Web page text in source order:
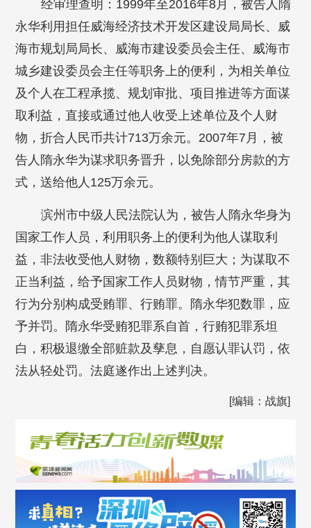
经审理查明：1999年至2016年8月，被告人隋
永华利用担任威海经济技术开发区建设局局长、威
海市规划局局长、威海市建设委员会主任、威海市
城乡建设委员会主任等职务上的便利，为相关单位
及个人在工程承揽、规划审批、项目推进等方面谋
取利益，直接或通过他人收受上述单位及个人财
物，折合人民币共计713万余元。2007年7月，被
告人隋永华为谋求职务晋升，以免除部分房款的方
式，送给他人125万余元。
滨州市中级人民法院认为，被告人隋永华身为
国家工作人员，利用职务上的便利为他人谋取利
益，非法收受他人财物，数额特别巨大；为谋取不
正当利益，给予国家工作人员财物，情节严重，其
行为分别构成受贿罪、行贿罪。隋永华犯数罪，应
予并罚。隋永华受贿犯罪系自首，行贿犯罪系坦
白，积极退缴全部赃款及孳息，自愿认罪认罚，依
法从轻处罚。法庭遂作出上述判决。
[编辑：战旗]